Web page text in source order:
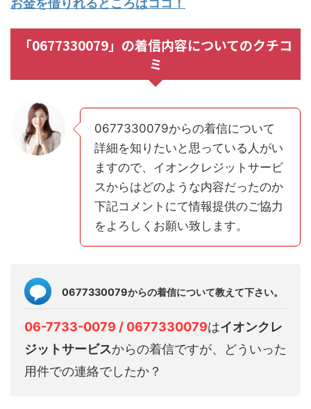
お金を借りれるところはココ！
「0677330079」の着信内容についてのクチコ
ミ
0677330079からの着信について
詳細を知りたいと思っている人がい
ますので、イオンクレジットサービ
スからはどのような内容だったのか
下記コメントにて情報提供のご協力
をよろしくお願い致します。
0677330079からの着信について教えて下さい。
06-7733-0079 / 0677330079はイオンクレ
ジットサービスからの着信ですが、どういった
用件での連絡でしたか？